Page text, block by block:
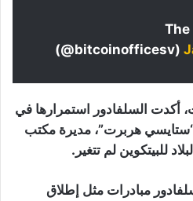
—
(@bitcoinofficesv)
أكدت السلفادور استمرارها في
هربرت”، مديرة مكتب
للبيتكوين لم تتغير.
مبادرات مثل إطلاق